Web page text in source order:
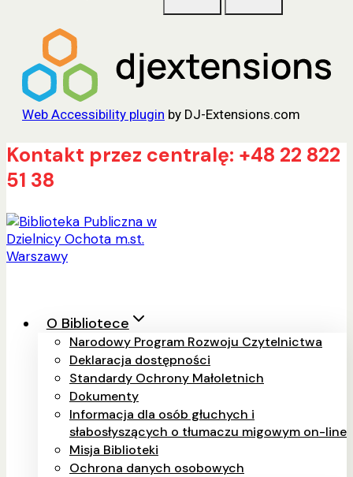
Web Accessibility plugin by DJ-Extensions.com
Przejdź
do
treści
Kontakt przez centralę: +48 22 822
51 38
O Bibliotece
Narodowy Program Rozwoju Czytelnictwa
Deklaracja dostępności
Standardy Ochrony Małoletnich
Dokumenty
Informacja dla osób głuchych i
słabosłyszących o tłumaczu migowym on-line
Misja Biblioteki
Ochrona danych osobowych